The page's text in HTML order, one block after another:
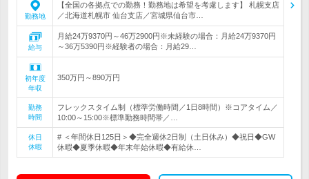
勤務地
【全国の各拠点での勤務！勤務地は希望を考慮します】 札幌支店
／北海道札幌市 仙台支店／宮城県仙台市…
給与
月給24万9370円～46万2900円※未経験の場合：月給24万9370円
～36万5390円※経験者の場合：月給29…
初年度
年収
350万円～890万円
勤務
時間
フレックスタイム制（標準労働時間／1日8時間）※コアタイム／
10:00～15:00※標準勤務時間帯／…
休日
休暇
# ＜年間休日125日＞◆完全週休2日制（土日休み）◆祝日◆GW
休暇◆夏季休暇◆年末年始休暇◆有給休…